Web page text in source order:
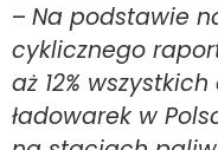
– Na podstawie
cyklicznego
aż 12%
ładowarek w